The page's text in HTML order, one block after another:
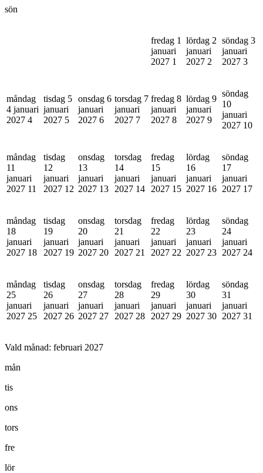
sön
fredag 1
januari
2027 1
lördag 2
januari
2027 2
söndag 3
januari
2027 3
måndag
4 januari
2027 4
tisdag 5
januari
2027 5
onsdag 6
januari
2027 6
torsdag 7
januari
2027 7
fredag 8
januari
2027 8
lördag 9
januari
2027 9
söndag
10
januari
2027 10
måndag
11
januari
2027 11
tisdag
12
januari
2027 12
onsdag
13
januari
2027 13
torsdag
14
januari
2027 14
fredag
15
januari
2027 15
lördag
16
januari
2027 16
söndag
17
januari
2027 17
måndag
18
januari
2027 18
tisdag
19
januari
2027 19
onsdag
20
januari
2027 20
torsdag
21
januari
2027 21
fredag
22
januari
2027 22
lördag
23
januari
2027 23
söndag
24
januari
2027 24
måndag
25
januari
2027 25
tisdag
26
januari
2027 26
onsdag
27
januari
2027 27
torsdag
28
januari
2027 28
fredag
29
januari
2027 29
lördag
30
januari
2027 30
söndag
31
januari
2027 31
Vald månad: februari 2027
mån
tis
ons
tors
fre
lör